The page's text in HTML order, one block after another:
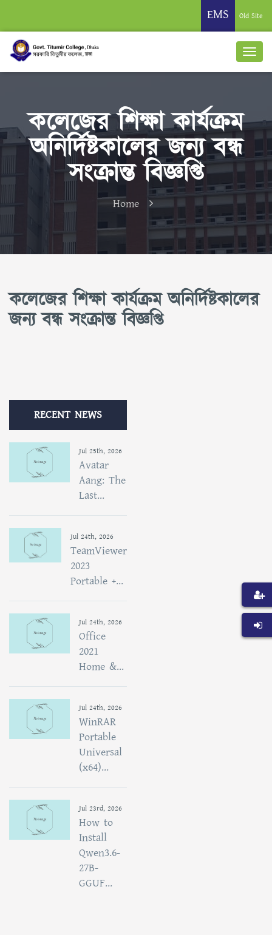
EMS Old Site
কলেজের শিক্ষা কার্যক্রম
অনির্দিষ্টকালের জন্য বন্ধ
সংক্রান্ত বিজ্ঞপ্তি
Home
কলেজের শিক্ষা কার্যক্রম অনির্দিষ্টকালের
জন্য বন্ধ সংক্রান্ত বিজ্ঞপ্তি
RECENT NEWS
Jul 25th, 2026
Avatar
Aang: The
Last...
Jul 24th, 2026
TeamViewer
2023
Portable +...
Jul 24th, 2026
Office
2021
Home &...
Jul 24th, 2026
WinRAR
Portable
Universal
(x64)...
Jul 23rd, 2026
How to
Install
Qwen3.6-
27B-
GGUF...